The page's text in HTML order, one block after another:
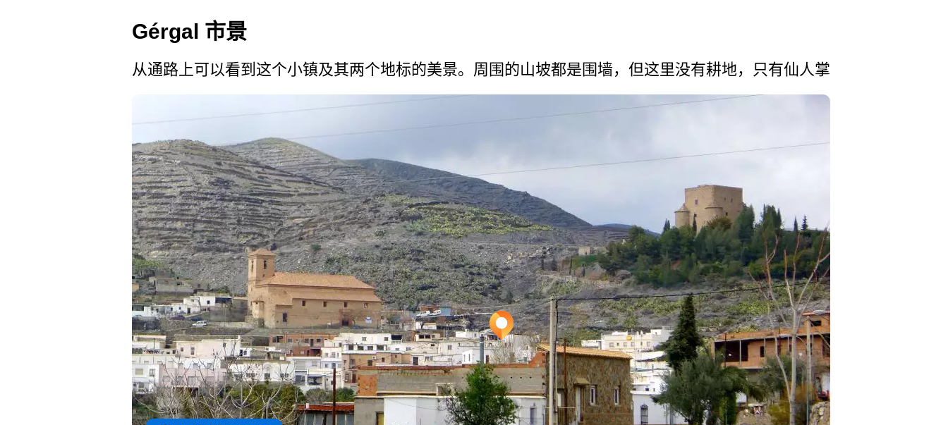
Gérgal 市景
从通路上可以看到这个小镇及­其两个地标的美景。周围的山坡都是围墙，但这里没有­耕地，只有仙人掌